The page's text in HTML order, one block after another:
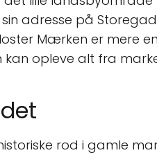
sin adresse på
Mærken er mere
opleve alt fra
rod i gamle